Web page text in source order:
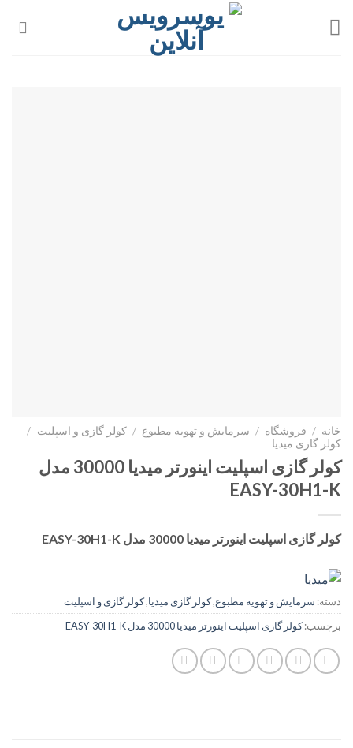
خانه / فروشگاه / سرمایش و تهویه مطبوع / کولر گازی و اسپلیت /
کولر گازی میدیا
کولر گازی اسپلیت اینورتر میدیا 30000 مدل
EASY-30H1-K
کولر گازی اسپلیت اینورتر میدیا 30000 مدل EASY-30H1-K
دسته: سرمایش و تهویه مطبوع,کولر گازی میدیا,کولر گازی و اسپلیت
برچسب:کولر گازی اسپلیت اینورتر میدیا 30000 مدل EASY-30H1-K
جهت درج تبلیغات در صفحات
سایت userviceonline.com روی
درخواست تبلیغات